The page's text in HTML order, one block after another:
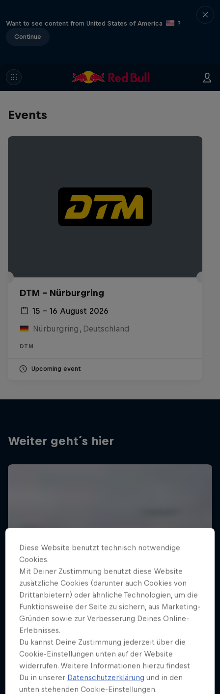
Want to see content from United States of America
?
Continue
Events
DTM – Nürburgring
15 – 16 August 2026
Nürburgring, Deutschland
DTM
Upcoming event
Weiter geht´s hier
Driving DTM
Diese Website benutzt technisch notwendige
Cookies.
Mit Deiner Zustimmung benutzt diese Website
zusätzliche Cookies (darunter auch Cookies von
Drittanbietern) oder ähnliche Technologien, um die
Funktionsweise der Seite zu sichern, aus Marketing-
Gründen sowie zur Verbesserung Deines Online-
Erlebnisses.
Du kannst Deine Zustimmung jederzeit über die
Cookie-Einstellungen unten auf der Website
widerrufen. Weitere Informationen hierzu findest
Du in unserer Datenschutzerklärung und in den
unten stehenden Cookie-Einstellungen.